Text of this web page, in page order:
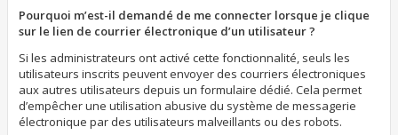
Pourquoi m’est-il demandé de me connecter lorsque je clique
sur le lien de courrier électronique d’un utilisateur ?
Si les administrateurs ont activé cette fonctionnalité, seuls les
utilisateurs inscrits peuvent envoyer des courriers électroniques
aux autres utilisateurs depuis un formulaire dédié. Cela permet
d’empêcher une utilisation abusive du système de messagerie
électronique par des utilisateurs malveillants ou des robots.